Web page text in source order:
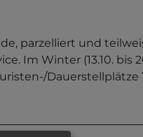
parzelliert und
Im Winter (13.10. bis
Dauerstellplätze